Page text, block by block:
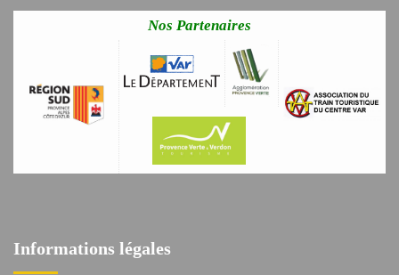
Nos Partenaires
Informations légales